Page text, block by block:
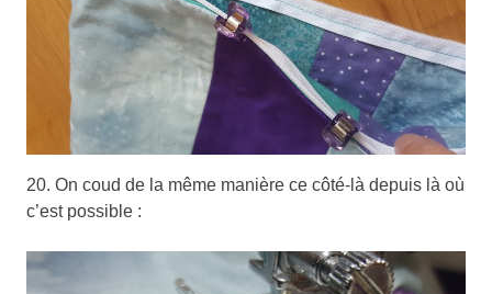
20. On coud de la même manière ce côté-là depuis là où
c’est possible :